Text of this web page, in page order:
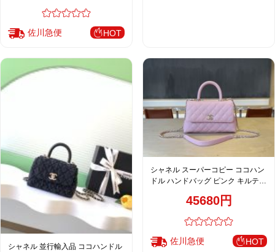
佐川急便 HOT
シャネル 並行輸入品 ココハンドル
シャネル スーパーコピー ココハン
ドル ハンドバッグ ピンク キルティ
45680円
佐川急便 HOT